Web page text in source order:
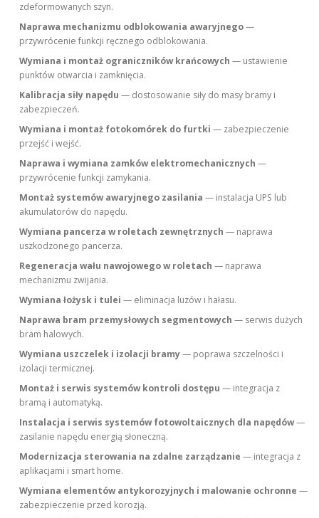
zdeformowanych szyn.
Naprawa mechanizmu odblokowania awaryjnego—
przywrócenie funkcji ręcznego odblokowania.
Wymiana i montaż ograniczników krańcowych — ustawienie
punktów otwarcia i zamknięcia.
Kalibracja siły napędu — dostosowanie siły do masy bramy i
zabezpieczeń.
Wymiana i montaż fotokomórek do furtki — zabezpieczenie
przejść i wejść.
Naprawa i wymiana zamków elektromechanicznych —
przywrócenie funkcji zamykania.
Montaż systemów awaryjnego zasilania — instalacja UPS lub
akumulatorów do napędu.
Wymiana pancerza w roletach zewnętrznych — naprawa
uszkodzonego pancerza.
Regeneracja wału nawojowego w roletach — naprawa
mechanizmu zwijania.
Wymiana łożysk i tulei — eliminacja luzów i hałasu.
Naprawa bram przemysłowych segmentowych — serwis dużych
bram halowych.
Wymiana uszczelek i izolacji bramy— poprawa szczelności i
izolacji termicznej.
Montaż i serwis systemów kontroli dostępu — integracja z
bramą i automatyką.
Instalacja i serwis systemów fotowoltaicznych dla napędów—
zasilanie napędu energią słoneczną.
Modernizacja sterowania na zdalne zarządzanie — integracja z
aplikacjami i smart home.
Wymiana elementów antykorozyjnych i malowanie ochronne —
zabezpieczenie przed korozją.